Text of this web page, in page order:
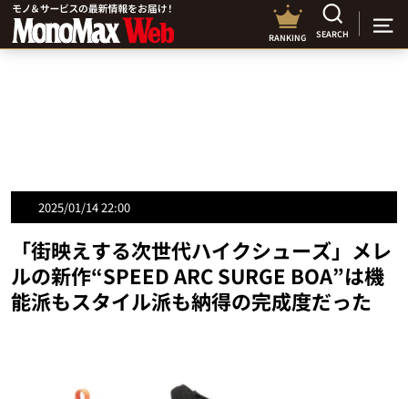
RANKING SEARCH
2025/01/14 22:00
「街映えする次世代ハイクシューズ」メレ
ルの新作“SPEED ARC SURGE BOA”は機
能派もスタイル派も納得の完成度だった